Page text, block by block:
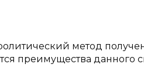
метод
преимущества данного